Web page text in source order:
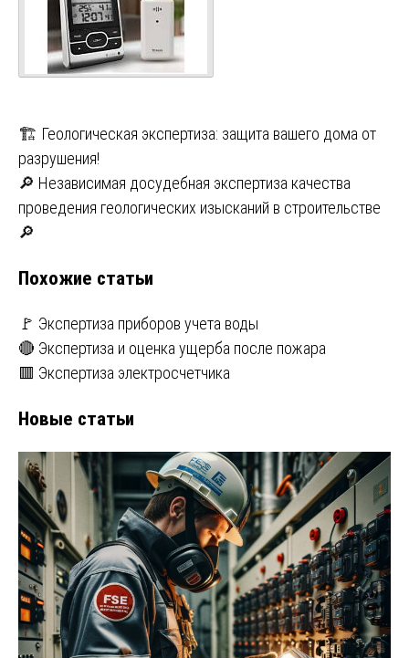
Навигация
по
записям
🏗 Геологическая экспертиза: защита вашего дома от
разрушения!
🔎 Независимая досудебная экспертиза качества
проведения геологических изысканий в строительстве
🔎
Похожие статьи
🚩 Экспертиза приборов учета воды
🔴 Экспертиза и оценка ущерба после пожара
🟥 Экспертиза электросчетчика
Новые статьи